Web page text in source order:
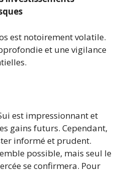
est notoirement volatile.
et une vigilance
est impressionnant et
gains futurs. Cependant,
informé et prudent.
possible, mais seul le
se confirmera. Pour